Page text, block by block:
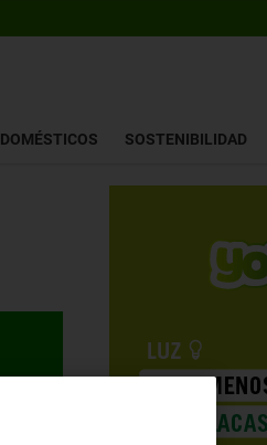
SOSTENIBILIDAD